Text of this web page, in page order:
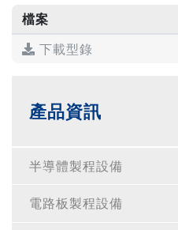
檔案
下載型錄
產品資訊
半導體製程設備
電路板製程設備